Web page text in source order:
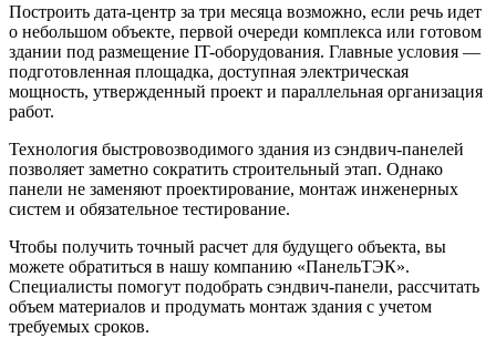
Построить дата-центр за три месяца возможно, если речь идет
о небольшом объекте, первой очереди комплекса или готовом
здании под размещение IT-оборудования. Главные условия —
подготовленная площадка, доступная электрическая
мощность, утвержденный проект и параллельная организация
работ.
Технология быстровозводимого здания из сэндвич-панелей
позволяет заметно сократить строительный этап. Однако
панели не заменяют проектирование, монтаж инженерных
систем и обязательное тестирование.
Чтобы получить точный расчет для будущего объекта, вы
можете обратиться в нашу компанию «ПанельТЭК».
Специалисты помогут подобрать сэндвич-панели, рассчитать
объем материалов и продумать монтаж здания с учетом
требуемых сроков.